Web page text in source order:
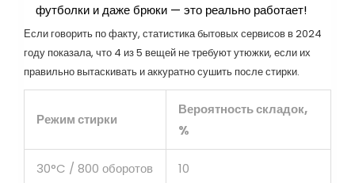
футболки и даже брюки — это реально работает!
Если говорить по факту, статистика бытовых сервисов в 2024
году показала, что 4 из 5 вещей не требуют утюжки, если их
правильно вытаскивать и аккуратно сушить после стирки.
Режим стирки
Вероятность складок,
%
30°C / 800 оборотов 10